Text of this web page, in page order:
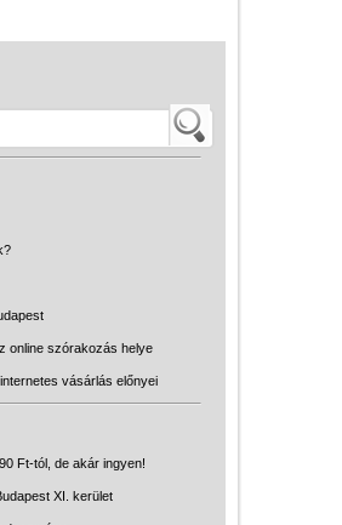
online szórakozás helye
vásárlás előnyei
Ft-tól, de akár ingyen!
XI. kerület
Intelligens gyurma
Licenszes TOP
gyerekajándékok
LOGICO
LÜK